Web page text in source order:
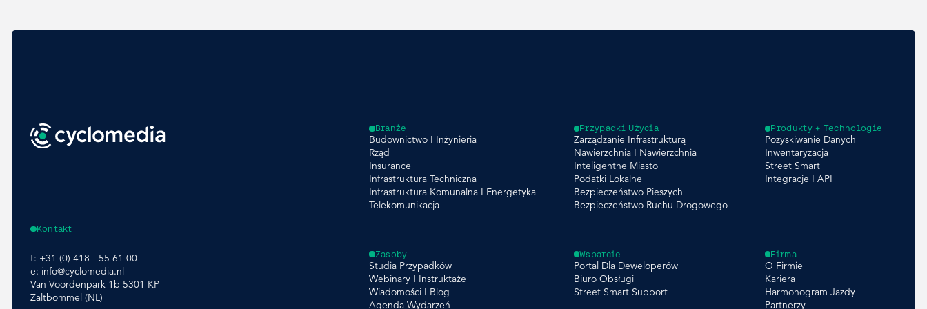
Kontakt
t: +31 (0) 418 - 55 61 00
e: info@cyclomedia.nl
Van Voordenpark 1b 5301 KP
Zaltbommel (NL)
Branże
Budownictwo I Inżynieria
Rząd
Insurance
Infrastruktura Techniczna
Infrastruktura Komunalna I Energetyka
Telekomunikacja
Przypadki Użycia
Zarządzanie Infrastrukturą
Nawierzchnia I Nawierzchnia
Inteligentne Miasto
Podatki Lokalne
Bezpieczeństwo Pieszych
Bezpieczeństwo Ruchu Drogowego
Produkty + Technologie
Pozyskiwanie Danych
Inwentaryzacja
Street Smart
Integracje I API
Zasoby
Studia Przypadków
Webinary I Instruktaże
Wiadomości I Blog
Agenda Wydarzeń
Wsparcie
Portal Dla Deweloperów
Biuro Obsługi
Street Smart Support
Firma
O Firmie
Kariera
Harmonogram Jazdy
Partnerzy